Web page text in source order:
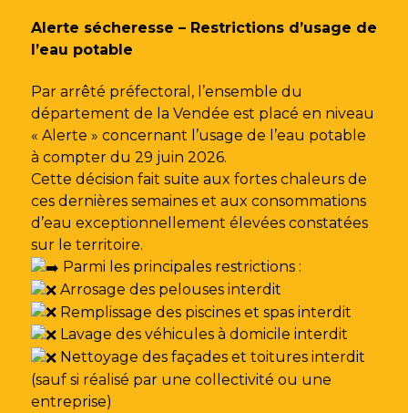
Alerte sécheresse – Restrictions d’usage de
l’eau potable
Par arrêté préfectoral, l’ensemble du
département de la Vendée est placé en niveau
« Alerte » concernant l’usage de l’eau potable
à compter du 29 juin 2026.
Cette décision fait suite aux fortes chaleurs de
ces dernières semaines et aux consommations
d’eau exceptionnellement élevées constatées
sur le territoire.
Parmi les principales restrictions :
Arrosage des pelouses interdit
Remplissage des piscines et spas interdit
Lavage des véhicules à domicile interdit
Nettoyage des façades et toitures interdit
(sauf si réalisé par une collectivité ou une
entreprise)